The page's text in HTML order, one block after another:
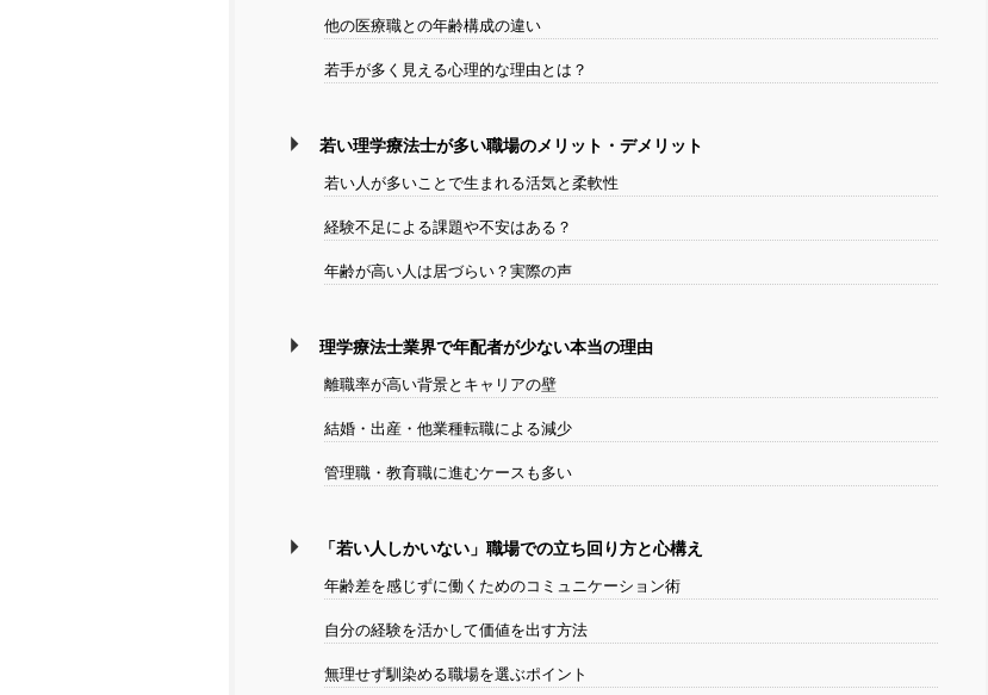
他の医療職との年齢構成の違い
若手が多く見える心理的な理由とは？
若い理学療法士が多い職場のメリット・デメリット
若い人が多いことで生まれる活気と柔軟性
経験不足による課題や不安はある？
年齢が高い人は居づらい？実際の声
理学療法士業界で年配者が少ない本当の理由
離職率が高い背景とキャリアの壁
結婚・出産・他業種転職による減少
管理職・教育職に進むケースも多い
「若い人しかいない」職場での立ち回り方と心構え
年齢差を感じずに働くためのコミュニケーション術
自分の経験を活かして価値を出す方法
無理せず馴染める職場を選ぶポイント